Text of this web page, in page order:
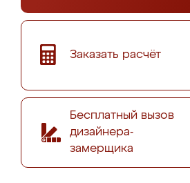
Заказать расчёт
Бесплатный вызов
дизайнера-
замерщика